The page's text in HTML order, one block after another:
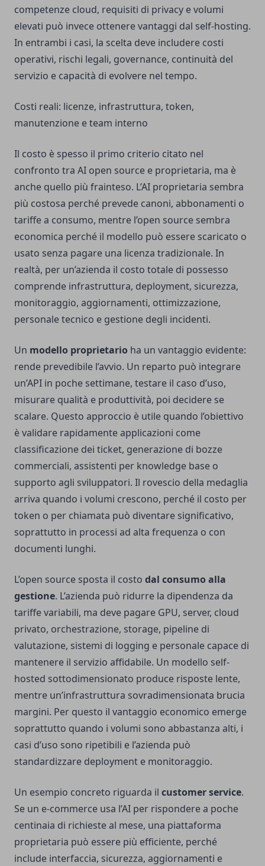
competenze cloud, requisiti di privacy e volumi
elevati può invece ottenere vantaggi dal self-hosting.
In entrambi i casi, la scelta deve includere costi
operativi, rischi legali, governance, continuità del
servizio e capacità di evolvere nel tempo.
Costi reali: licenze, infrastruttura, token,
manutenzione e team interno
Il costo è spesso il primo criterio citato nel
confronto tra AI open source e proprietaria, ma è
anche quello più frainteso. L’AI proprietaria sembra
più costosa perché prevede canoni, abbonamenti o
tariffe a consumo, mentre l’open source sembra
economica perché il modello può essere scaricato o
usato senza pagare una licenza tradizionale. In
realtà, per un’azienda il costo totale di possesso
comprende infrastruttura, deployment, sicurezza,
monitoraggio, aggiornamenti, ottimizzazione,
personale tecnico e gestione degli incidenti.
Un modello proprietario ha un vantaggio evidente:
rende prevedibile l’avvio. Un reparto può integrare
un’API in poche settimane, testare il caso d’uso,
misurare qualità e produttività, poi decidere se
scalare. Questo approccio è utile quando l’obiettivo
è validare rapidamente applicazioni come
classificazione dei ticket, generazione di bozze
commerciali, assistenti per knowledge base o
supporto agli sviluppatori. Il rovescio della medaglia
arriva quando i volumi crescono, perché il costo per
token o per chiamata può diventare significativo,
soprattutto in processi ad alta frequenza o con
documenti lunghi.
L’open source sposta il costo dal consumo alla
gestione. L’azienda può ridurre la dipendenza da
tariffe variabili, ma deve pagare GPU, server, cloud
privato, orchestrazione, storage, pipeline di
valutazione, sistemi di logging e personale capace di
mantenere il servizio affidabile. Un modello self-
hosted sottodimensionato produce risposte lente,
mentre un’infrastruttura sovradimensionata brucia
margini. Per questo il vantaggio economico emerge
soprattutto quando i volumi sono abbastanza alti, i
casi d’uso sono ripetibili e l’azienda può
standardizzare deployment e monitoraggio.
Un esempio concreto riguarda il customer service.
Se un e-commerce usa l’AI per rispondere a poche
centinaia di richieste al mese, una piattaforma
proprietaria può essere più efficiente, perché
include interfaccia, sicurezza, aggiornamenti e